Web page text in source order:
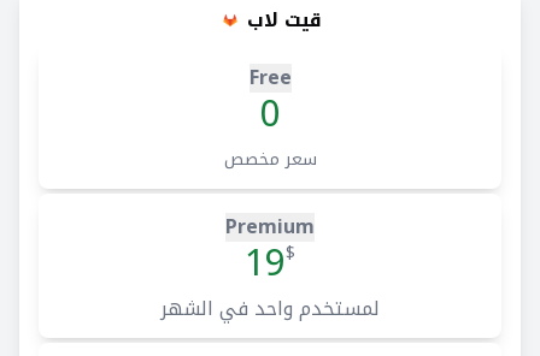
قيت لاب
Free
0
سعر مخصص
Premium
$
19
لمستخدم واحد في الشهر